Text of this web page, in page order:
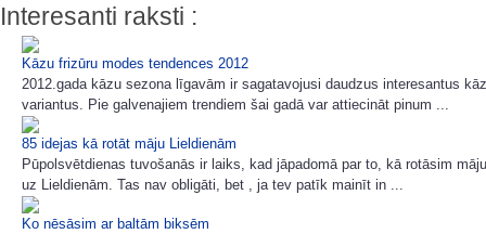
Interesanti raksti :
Kāzu frizūru modes tendences 2012
2012.gada kāzu sezona līgavām ir sagatavojusi daudzus interesantus
variantus. Pie galvenajiem trendiem šai gadā var attiecināt pinum ...
85 idejas kā rotāt māju Lieldienām
Pūpolsvētdienas tuvošanās ir laiks, kad jāpadomā par to, kā rotāsim
uz Lieldienām. Tas nav obligāti, bet , ja tev patīk mainīt in ...
Ko nēsāsim ar baltām biksēm